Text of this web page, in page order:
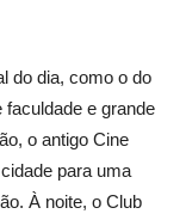
do dia, como o do
e grande
o antigo Cine
para uma
À noite, o Club